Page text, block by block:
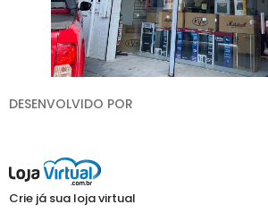
DESENVOLVIDO POR
Crie já sua loja virtual